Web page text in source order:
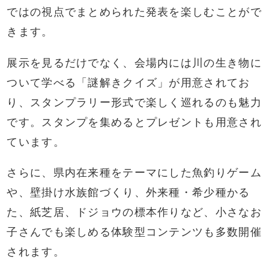
ではの視点でまとめられた発表を楽しむことがで
きます。
展示を見るだけでなく、会場内には川の生き物に
ついて学べる「謎解きクイズ」が用意されてお
り、スタンプラリー形式で楽しく巡れるのも魅力
です。スタンプを集めるとプレゼントも用意され
ています。
さらに、県内在来種をテーマにした魚釣りゲーム
や、壁掛け水族館づくり、外来種・希少種かる
た、紙芝居、ドジョウの標本作りなど、小さなお
子さんでも楽しめる体験型コンテンツも多数開催
されます。